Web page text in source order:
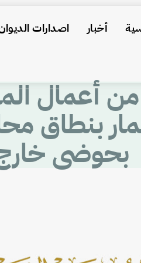
أخبار اصدارات
من أعمال
بنطاق
بحوضى خارج